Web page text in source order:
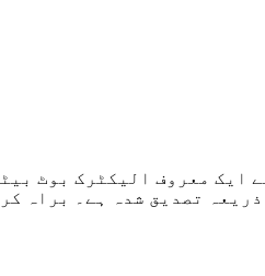
معروف الیکٹرک بوٹ
ذریعہ تصدیق شدہ ہے۔ براہ